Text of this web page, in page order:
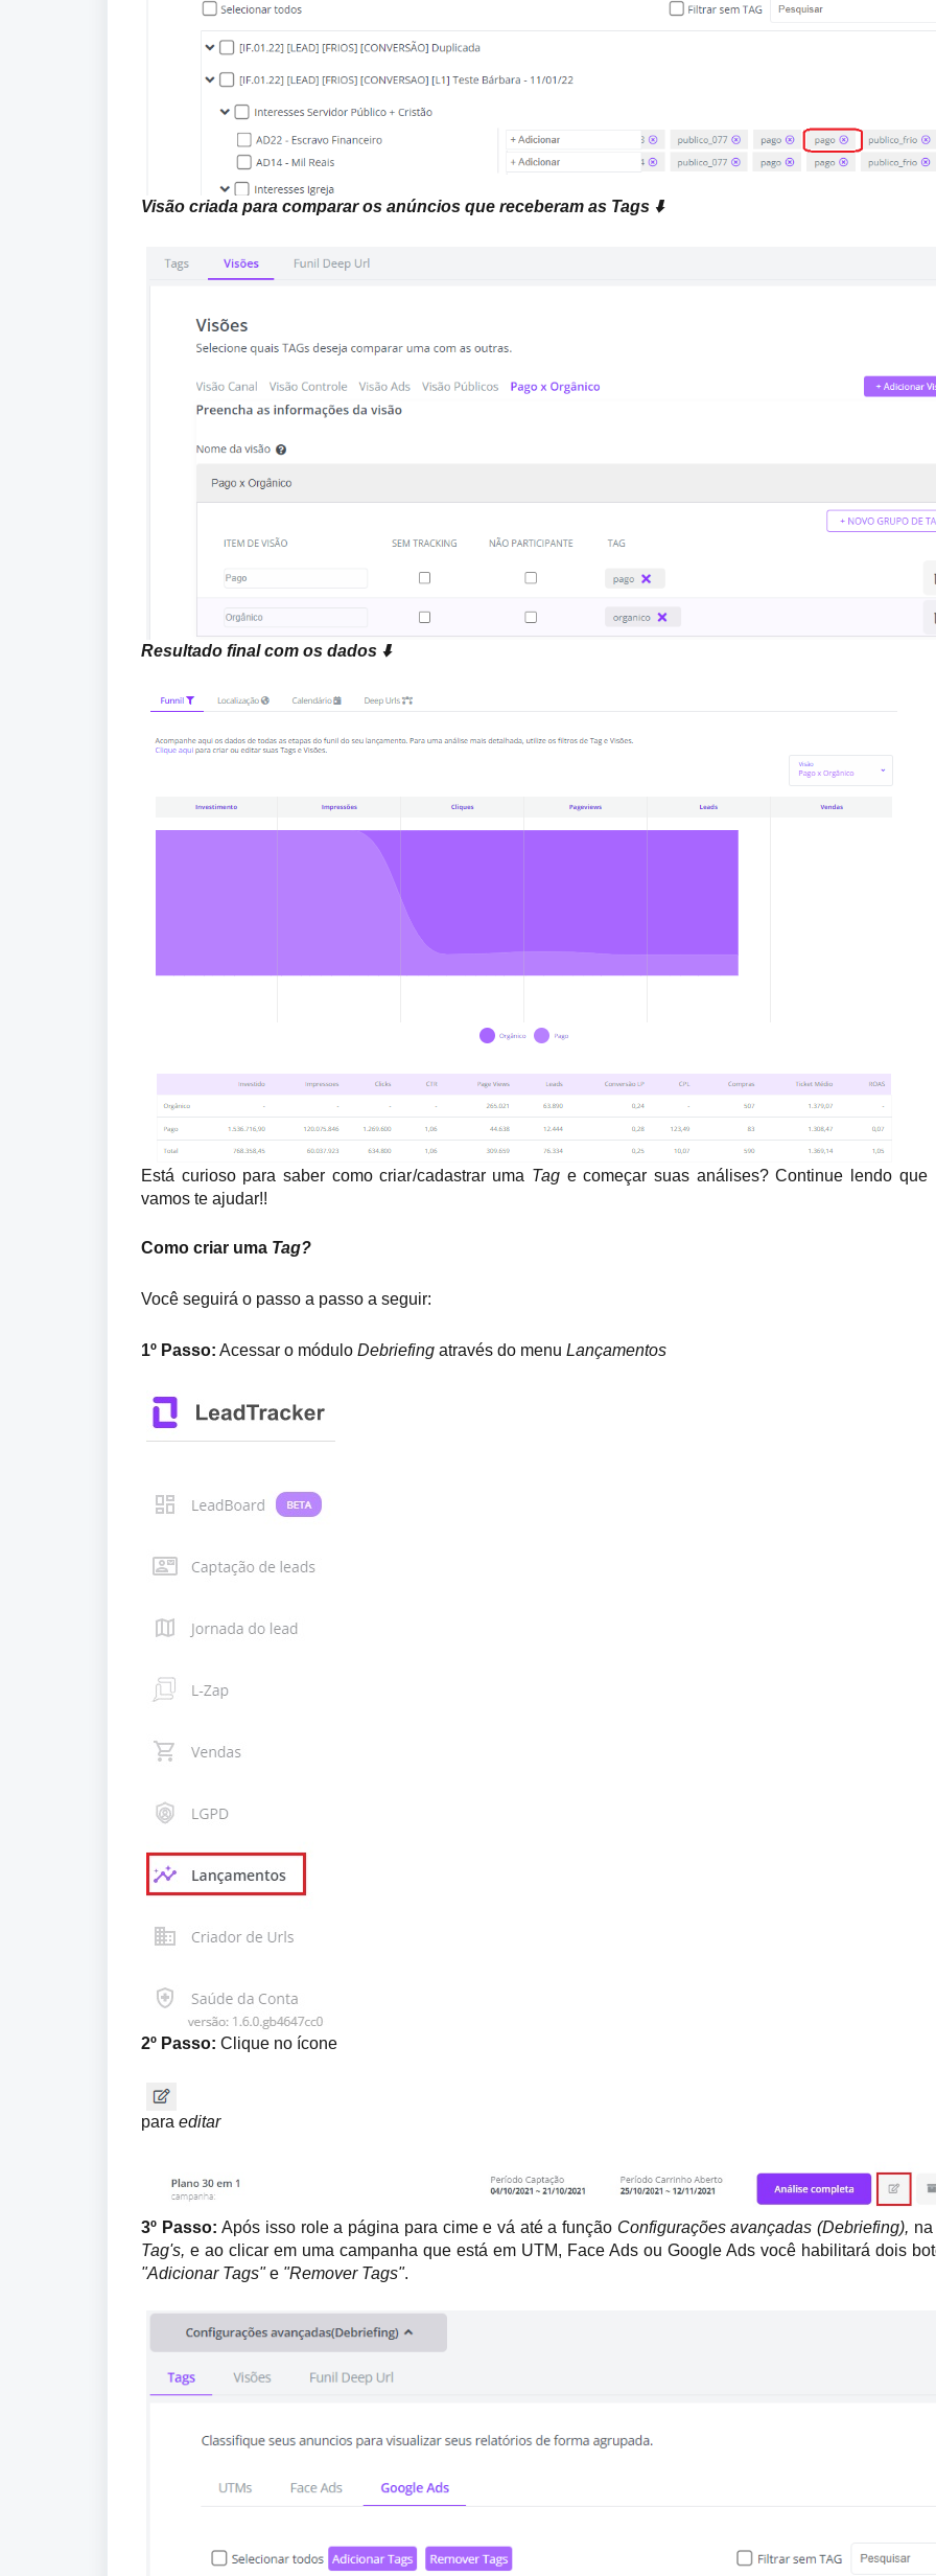
Visão criada para comparar os anúncios que receberam as Tags ⬇️
Resultado final com os dados ⬇️
Está curioso para saber como criar/cadastrar uma Tag e começar suas análises? Continue lendo que
vamos te ajudar!!
Como criar uma Tag?
Você seguirá o passo a passo a seguir:
1º Passo: Acessar o módulo Debriefing através do menu Lançamentos
2º Passo: Clique no ícone
para editar
3º Passo: Após isso role a página para cime e vá até a função Configurações avançadas (Debriefing),
Tag's, e ao clicar em uma campanha que está em UTM, Face Ads ou Google Ads você habilitará dois
"Adicionar Tags" e "Remover Tags".